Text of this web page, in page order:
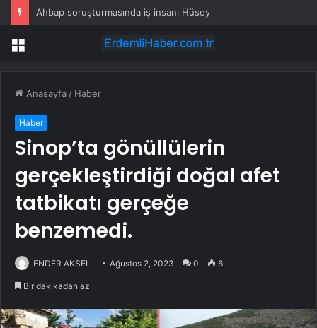
Menü
Anasayfa / Haber
Haber
Sinop’ta gönüllülerin
gerçekleştirdiği doğal afet
tatbikatı gerçeğe
benzemedi.
ENDER AKSEL Ağustos 2, 2023 0 6
Bir dakikadan az